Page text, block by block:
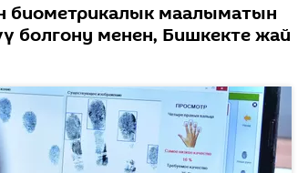
биометрикалык маалыматын
болгону менен, Бишкекте жай